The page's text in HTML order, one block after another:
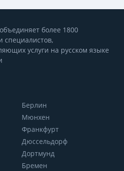
более 1800
специалистов,
услуги на русском языке
Берлин
Мюнхен
Франкфурт
Дюссельдорф
Дортмунд
Бремен